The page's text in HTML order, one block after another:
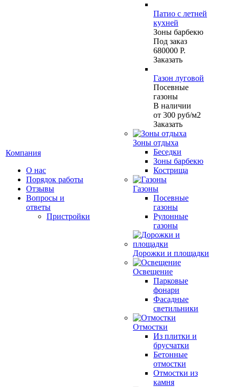
Компания
О нас
Порядок работы
Отзывы
Вопросы и
ответы
Пристройки
Патио с летней
кухней
Зоны барбекю
Под заказ
680000 Р.
Заказать
Газон луговой
Посевные
газоны
В наличии
от 300 руб/м2
Заказать
Зоны отдыха
Беседки
Зоны барбекю
Кострища
Газоны
Посевные
газоны
Рулонные
газоны
Дорожки и площадки
Освещение
Парковые
фонари
Фасадные
светильники
Отмостки
Из плитки и
брусчатки
Бетонные
отмостки
Отмостки из
камня